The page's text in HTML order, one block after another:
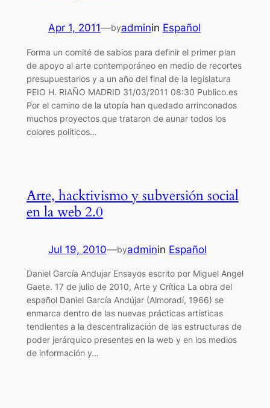
Apr 1, 2011—byadminin Español
Forma un comité de sabios para definir el primer plan
de apoyo al arte contemporáneo en medio de recortes
presupuestarios y a un año del final de la legislatura
PEIO H. RIAÑO MADRID 31/03/2011 08:30 Publico.es
Por el camino de la utopía han quedado arrinconados
muchos proyectos que trataron de aunar todos los
colores políticos…
Arte, hacktivismo y subversión social
en la web 2.0
Jul 19, 2010—byadminin Español
Daniel García Andujar Ensayos escrito por Miguel Angel
Gaete. 17 de julio de 2010, Arte y Crítica La obra del
español Daniel García Andújar (Almoradí, 1966) se
enmarca dentro de las nuevas prácticas artísticas
tendientes a la descentralización de las estructuras de
poder jerárquico presentes en la web y en los medios
de información y…